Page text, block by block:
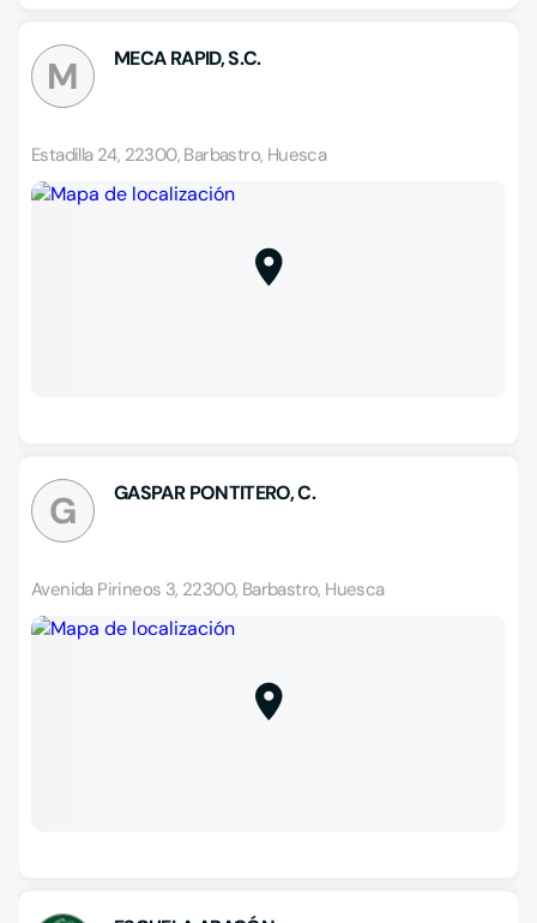
M MECA RAPID, S.C.
Estadilla 24, 22300, Barbastro, Huesca
G GASPAR PONTITERO, C.
Avenida Pirineos 3, 22300, Barbastro, Huesca